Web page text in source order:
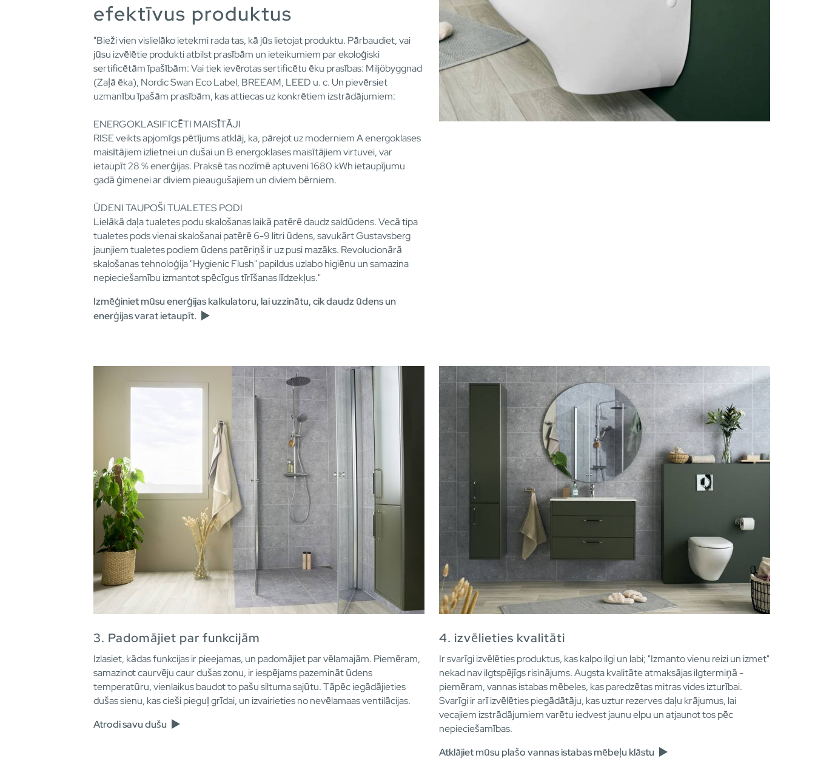
efektīvus produktus
"Bieži vien vislielāko ietekmi rada tas, kā jūs lietojat produktu. Pārbaudiet, vai
jūsu izvēlētie produkti atbilst prasībām un ieteikumiem par ekoloģiski
sertificētām īpašībām: Vai tiek ievērotas sertificētu ēku prasības: Miljöbyggnad
(Zaļā ēka), Nordic Swan Eco Label, BREEAM, LEED u. c. Un pievērsiet
uzmanību īpašām prasībām, kas attiecas uz konkrētiem izstrādājumiem:
ENERGOKLASIFICĒTI MAISĪTĀJI
RISE veikts apjomīgs pētījums atklāj, ka, pārejot uz moderniem A energoklases
maisītājiem izlietnei un dušai un B energoklases maisītājiem virtuvei, var
ietaupīt 28 % enerģijas. Praksē tas nozīmē aptuveni 1680 kWh ietaupījumu
gadā ģimenei ar diviem pieaugušajiem un diviem bērniem.
ŪDENI TAUPOŠI TUALETES PODI
Lielākā daļa tualetes podu skalošanas laikā patērē daudz saldūdens. Vecā tipa
tualetes pods vienai skalošanai patērē 6-9 litri ūdens, savukārt Gustavsberg
jaunjiem tualetes podiem ūdens patēriņš ir uz pusi mazāks. Revolucionārā
skalošanas tehnoloģija "Hygienic Flush" papildus uzlabo higiēnu un samazina
nepieciešamību izmantot spēcīgus tīrīšanas līdzekļus."
Izmēģiniet mūsu enerģijas kalkulatoru, lai uzzinātu, cik daudz ūdens un
enerģijas varat ietaupīt.
3. Padomājiet par funkcijām
Izlasiet, kādas funkcijas ir pieejamas, un padomājiet par vēlamajām. Piemēram,
samazinot caurvēju caur dušas zonu, ir iespējams pazemināt ūdens
temperatūru, vienlaikus baudot to pašu siltuma sajūtu. Tāpēc iegādājieties
dušas sienu, kas cieši pieguļ grīdai, un izvairieties no nevēlamaas ventilācijas.
Atrodi savu dušu
4. izvēlieties kvalitāti
Ir svarīgi izvēlēties produktus, kas kalpo ilgi un labi; "Izmanto vienu reizi un izmet"
nekad nav ilgtspējīgs risinājums. Augsta kvalitāte atmaksājas ilgtermiņā -
piemēram, vannas istabas mēbeles, kas paredzētas mitras vides izturībai.
Svarīgi ir arī izvēlēties piegādātāju, kas uztur rezerves daļu krājumus, lai
vecajiem izstrādājumiem varētu iedvest jaunu elpu un atjaunot tos pēc
nepieciešamības.
Atklājiet mūsu plašo vannas istabas mēbeļu klāstu